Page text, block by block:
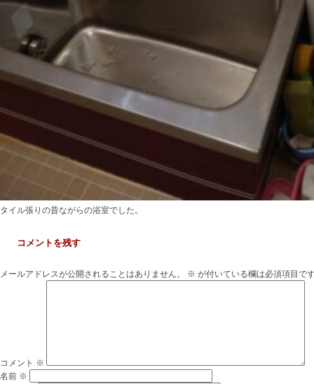
タイル張りの昔ながらの浴室でした。
コメントを残す
メールアドレスが公開されることはありません。 ※ が付いている欄は必須項目で
コメント ※
名前 ※